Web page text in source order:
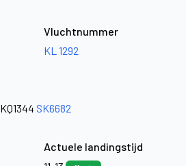
Vluchtnummer
KL 1292
KQ1344 SK6682
Actuele landingstijd